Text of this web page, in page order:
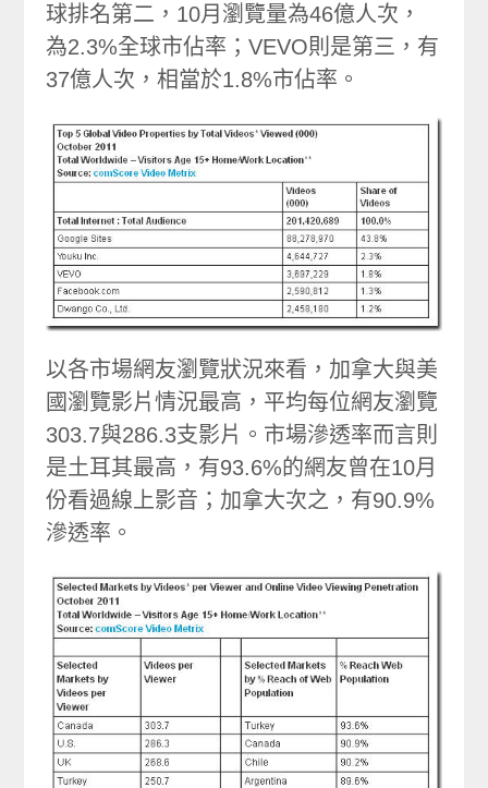
球排名第二，10月瀏覽量為46億人次，
為2.3%全球市佔率；VEVO則是第三，有
37億人次，相當於1.8%市佔率。
以各市場網友瀏覽狀況來看，加拿大與美
國瀏覽影片情況最高，平均每位網友瀏覽
303.7與286.3支影片。市場滲透率而言則
是土耳其最高，有93.6%的網友曾在10月
份看過線上影音；加拿大次之，有90.9%
滲透率。